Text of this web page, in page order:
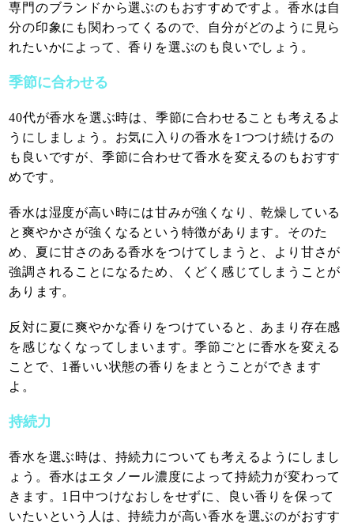
専門のブランドから選ぶのもおすすめですよ。香水は自
分の印象にも関わってくるので、自分がどのように見ら
れたいかによって、香りを選ぶのも良いでしょう。
季節に合わせる
40代が香水を選ぶ時は、季節に合わせることも考えるよ
うにしましょう。お気に入りの香水を1つつけ続けるの
も良いですが、季節に合わせて香水を変えるのもおすす
めです。
香水は湿度が高い時には甘みが強くなり、乾燥している
と爽やかさが強くなるという特徴があります。そのた
め、夏に甘さのある香水をつけてしまうと、より甘さが
強調されることになるため、くどく感じてしまうことが
あります。
反対に夏に爽やかな香りをつけていると、あまり存在感
を感じなくなってしまいます。季節ごとに香水を変える
ことで、1番いい状態の香りをまとうことができます
よ。
持続力
香水を選ぶ時は、持続力についても考えるようにしまし
ょう。香水はエタノール濃度によって持続力が変わって
きます。1日中つけなおしをせずに、良い香りを保って
いたいという人は、持続力が高い香水を選ぶのがおすす